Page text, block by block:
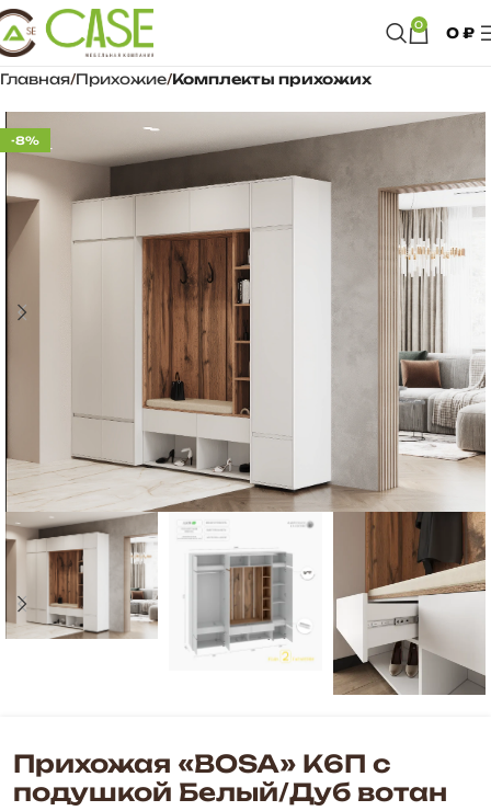
0 0₽
Главная Прихожие Комплекты прихожих
-8%
Прихожая «BOSA» К6П с
подушкой Белый/Дуб вотан